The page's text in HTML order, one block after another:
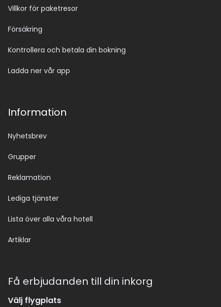
Villkor för paketresor
Försäkring
Kontrollera och betala din bokning
Ladda ner vår app
Information
Nyhetsbrev
Grupper
Reklamation
Lediga tjänster
Lista över alla våra hotell
Artiklar
Få erbjudanden till din inkorg
Välj flygplats